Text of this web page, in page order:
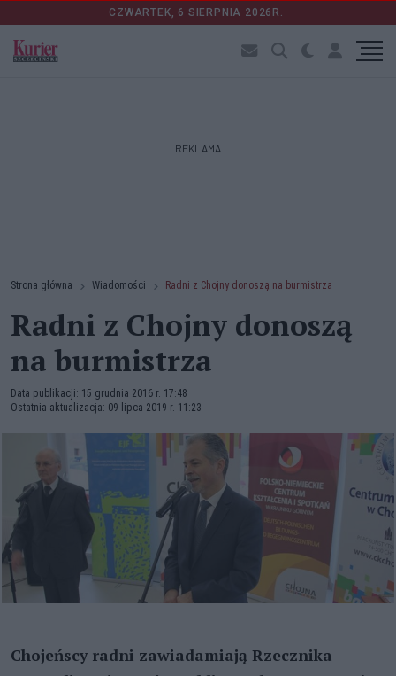
CZWARTEK, 6 SIERPNIA 2026R.
REKLAMA
Strona główna Wiadomości Radni z Chojny donoszą na burmistrza
Radni z Chojny donoszą
na burmistrza
Data publikacji: 15 grudnia 2016 r. 17:48
Ostatnia aktualizacja: 09 lipca 2019 r. 11:23
Chojeńscy radni zawiadamiają Rzecznika